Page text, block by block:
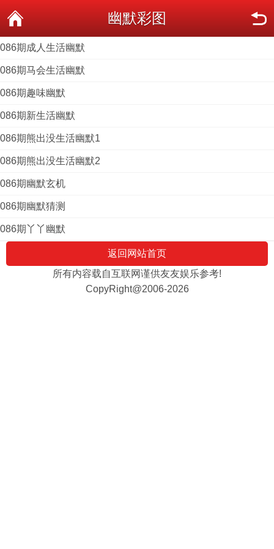
幽默彩图
086期成人生活幽默
086期马会生活幽默
086期趣味幽默
086期新生活幽默
086期熊出没生活幽默1
086期熊出没生活幽默2
086期幽默玄机
086期幽默猜测
086期丫丫幽默
返回网站首页
所有内容载自互联网谨供友友娱乐参考!
CopyRight@2006-2026